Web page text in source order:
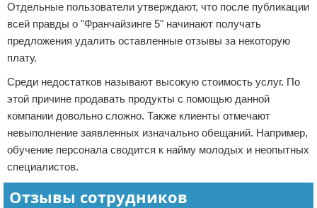
Отдельные пользователи утверждают, что после публикации
всей правды о "Франчайзинге 5" начинают получать
предложения удалить оставленные отзывы за некоторую
плату.
Среди недостатков называют высокую стоимость услуг. По
этой причине продавать продукты с помощью данной
компании довольно сложно. Также клиенты отмечают
невыполнение заявленных изначально обещаний. Например,
обучение персонала сводится к найму молодых и неопытных
специалистов.
Отзывы сотрудников